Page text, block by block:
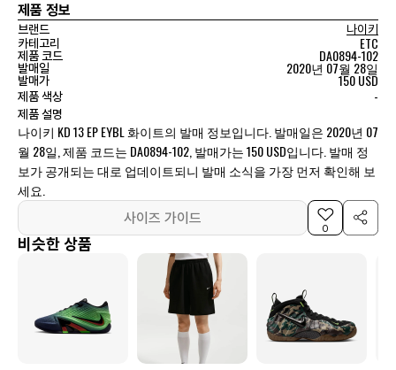
제품 정보
브랜드
나이키
카테고리
ETC
제품 코드 DA0894-102
발매일 2020년 07월 28일
발매가 150 USD
제품 색상 -
제품 설명
나이키 KD 13 EP EYBL 화이트의 발매 정보입니다. 발매일은 2020년 07
월 28일, 제품 코드는 DA0894-102, 발매가는 150 USD입니다. 발매 정
보가 공개되는 대로 업데이트되니 발매 소식을 가장 먼저 확인해 보
세요.
사이즈 가이드
0
비슷한 상품